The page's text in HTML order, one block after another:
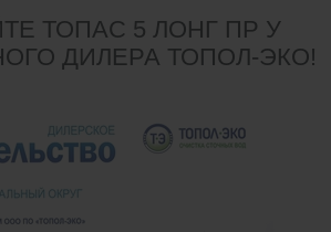
ТОПАС 5 ЛОНГ ПР У
ДИЛЕРА ТОПОЛ-ЭКО!